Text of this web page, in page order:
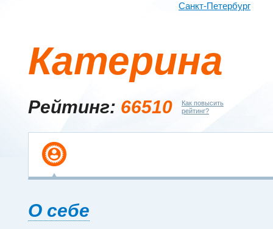
Санкт-Петербург
Катерина
Рейтинг: 66510
Как повысить
рейтинг?
О себе